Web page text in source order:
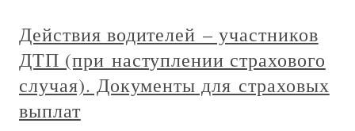
Действия водителей – участников
ДТП (при наступлении страхового
случая). Документы для страховых
выплат